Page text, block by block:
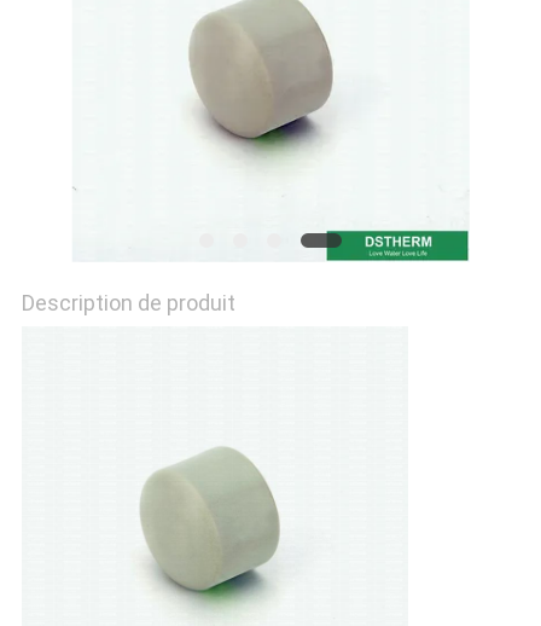
LA
Description de produit